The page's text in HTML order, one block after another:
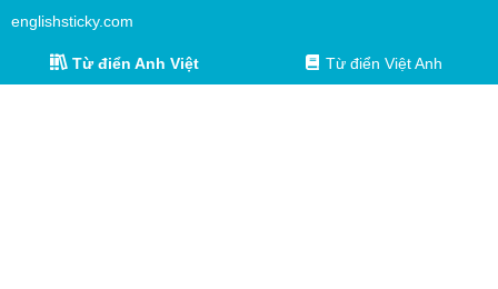
englishsticky.com
Từ điển Anh Việt Từ điển Việt Anh